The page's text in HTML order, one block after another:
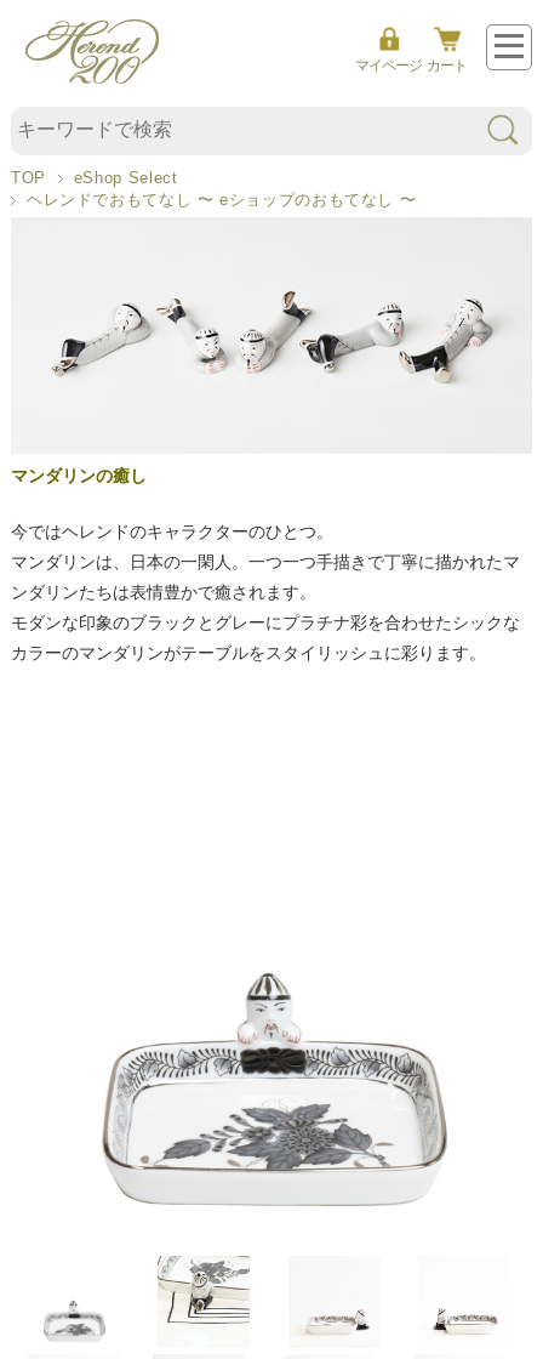
マイページ カート
TOP
eShop Select
ヘレンドでおもてなし 〜 eショップのおもてなし 〜
ダ
ン
ブ
ナ
マンダリンの癒し
今ではヘレンドのキャラクターのひとつ。
マンダリンは、日本の一閑人。一つ一つ手描きで丁寧に描かれたマ
ンダリンたちは表情豊かで癒されます。
モダンな印象のブラックとグレーにプラチナ彩を合わせたシックな
カラーのマンダリンがテーブルをスタイリッシュに彩ります。